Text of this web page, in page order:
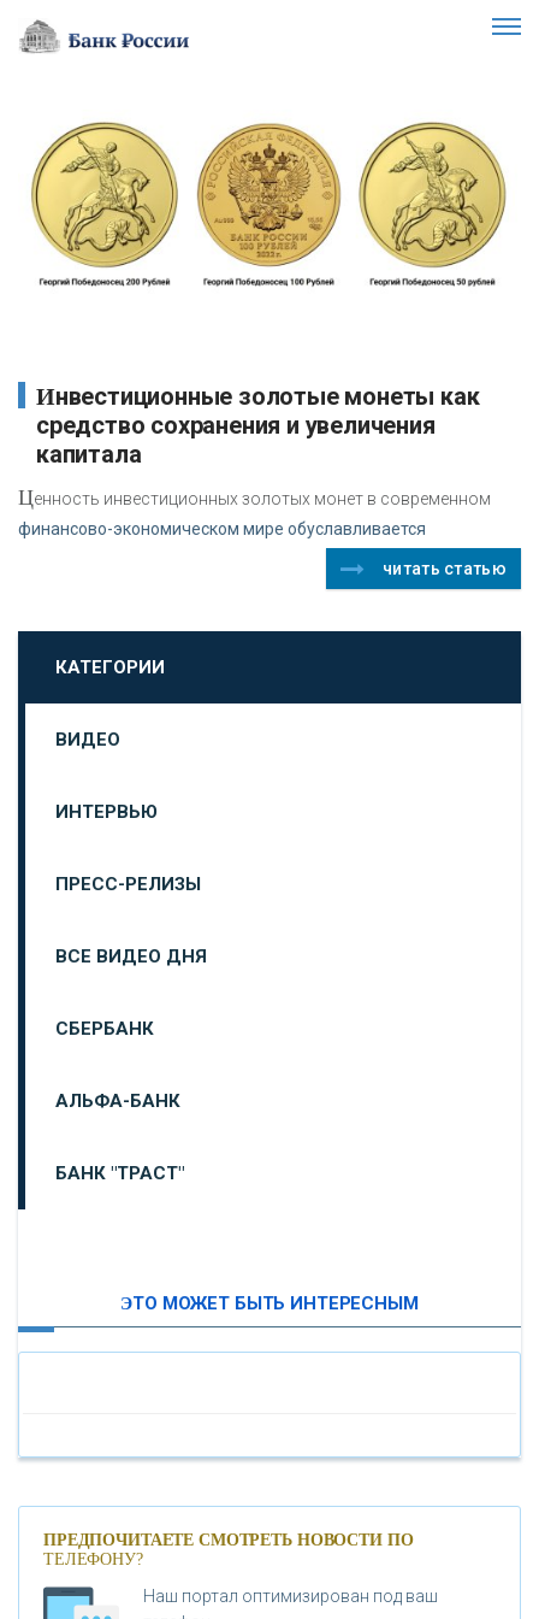
Инвестиционные золотые монеты как
средство сохранения и увеличения
капитала
Ценность инвестиционных золотых монет в современном
финансово-экономическом мире обуславливается
читать статью
КАТЕГОРИИ
ВИДЕО
ИНТЕРВЬЮ
ПРЕСС-РЕЛИЗЫ
ВСЕ ВИДЕО ДНЯ
СБЕРБАНК
АЛЬФА-БАНК
БАНК "ТРАСТ"
«БАНК САНКТ-ПЕТЕРБУРГ»
«ПРОМСВЯЗЬБАНК»
«НОВИКОМБАНК»
ЭТО МОЖЕТ БЫТЬ ИНТЕРЕСНЫМ
ПРЕДПОЧИТАЕТЕ СМОТРЕТЬ НОВОСТИ ПО
ТЕЛЕФОНУ?
Наш портал оптимизирован под ваш